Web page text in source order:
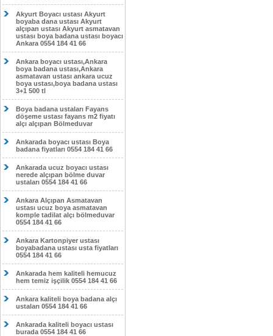
Akyurt Boyacı ustası Akyurt
boyaba dana ustası Akyurt
alçıpan ustası Akyurt asmatavan
ustası boya badana ustası boyacı
Ankara 0554 184 41 66
Ankara boyacı ustası,Ankara
boya badana ustası,Ankara
asmatavan ustası ankara ucuz
boya ustası,boya badana ustası
3+1 500 tl
Boya badana ustaları Fayans
döşeme ustası fayans m2 fiyatı
alçı alçıpan Bölmeduvar
Ankarada boyacı ustası Boya
badana fiyatları 0554 184 41 66
Ankarada ucuz boyacı ustası
nerede alçıpan bölme duvar
ustaları 0554 184 41 66
Ankara Alçıpan Asmatavan
ustası ucuz boya asmatavan
komple tadilat alçı bölmeduvar
0554 184 41 66
Ankara Kartonpiyer ustası
boyabadana ustası usta fiyatları
0554 184 41 66
Ankarada hem kaliteli hemucuz
hem temiz işçilik 0554 184 41 66
Ankara kaliteli boya badana alçı
ustaları 0554 184 41 66
Ankarada kaliteli boyacı ustası
burada 0554 184 41 66